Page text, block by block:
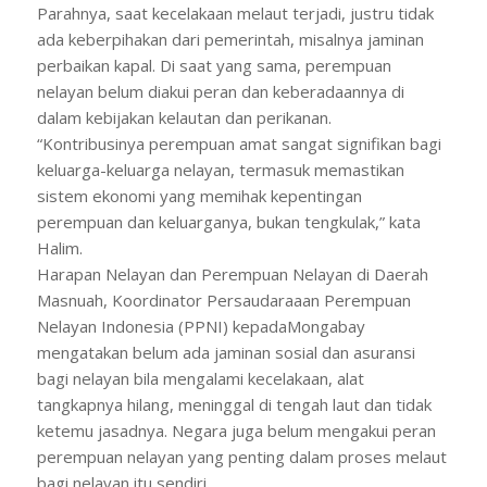
Parahnya, saat kecelakaan melaut terjadi, justru tidak
ada keberpihakan dari pemerintah, misalnya jaminan
perbaikan kapal. Di saat yang sama, perempuan
nelayan belum diakui peran dan keberadaannya di
dalam kebijakan kelautan dan perikanan.
“Kontribusinya perempuan amat sangat signifikan bagi
keluarga-keluarga nelayan, termasuk memastikan
sistem ekonomi yang memihak kepentingan
perempuan dan keluarganya, bukan tengkulak,” kata
Halim.
Harapan Nelayan dan Perempuan Nelayan di Daerah
Masnuah, Koordinator Persaudaraaan Perempuan
Nelayan Indonesia (PPNI) kepadaMongabay
mengatakan belum ada jaminan sosial dan asuransi
bagi nelayan bila mengalami kecelakaan, alat
tangkapnya hilang, meninggal di tengah laut dan tidak
ketemu jasadnya. Negara juga belum mengakui peran
perempuan nelayan yang penting dalam proses melaut
bagi nelayan itu sendiri.